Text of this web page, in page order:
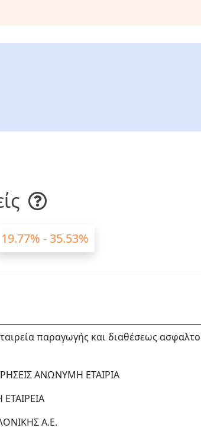
19.77% - 35.53%
παραγωγής και διαθέσεως
ΑΝΩΝΥΜΗ ΕΤΑΙΡΙΑ
Α.Ε.